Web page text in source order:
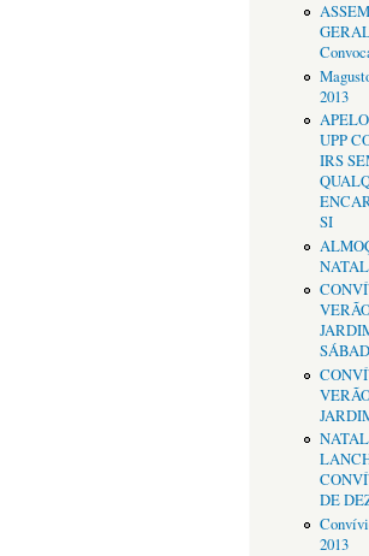
2013
UPP
IRS
SI
DE
2013